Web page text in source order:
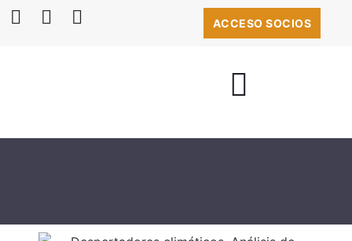
ACCESO SOCIOS